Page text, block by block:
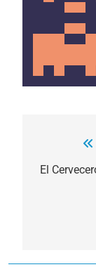
de
El